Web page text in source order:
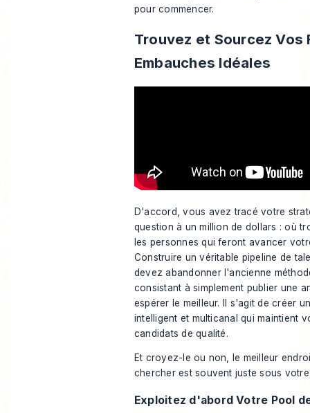
pour commencer.
Trouvez et Sourcez Vos
Embauches Idéales
D'accord, vous avez tracé votre
question à un million de dollars : où
les personnes qui feront avancer
Construire un véritable pipeline de
devez abandonner l'ancienne
consistant à simplement publier une
espérer le meilleur. Il s'agit de créer
intelligent et multicanal qui maintient
candidats de qualité.
Et croyez-le ou non, le meilleur
chercher est souvent juste sous
Exploitez d'abord Votre Pool